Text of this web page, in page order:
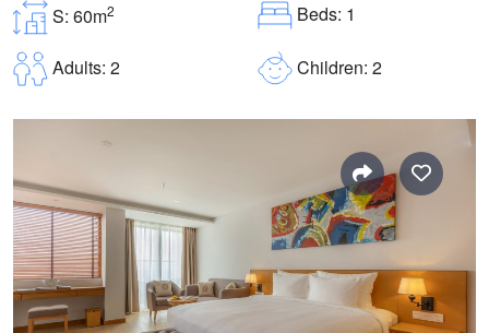
S: 60m2 Beds: 1
Adults: 2 Children: 2